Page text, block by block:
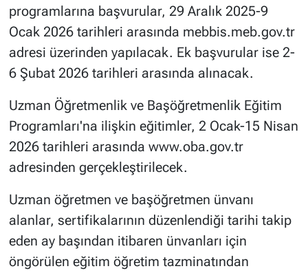
programlarına başvurular, 29 Aralık 2025-9
Ocak 2026 tarihleri arasında mebbis.meb.gov.tr
adresi üzerinden yapılacak. Ek başvurular ise 2-
6 Şubat 2026 tarihleri arasında alınacak.
Uzman Öğretmenlik ve Başöğretmenlik Eğitim
Programları'na ilişkin eğitimler, 2 Ocak-15 Nisan
2026 tarihleri arasında www.oba.gov.tr
adresinden gerçekleştirilecek.
Uzman öğretmen ve başöğretmen ünvanı
alanlar, sertifikalarının düzenlendiği tarihi takip
eden ay başından itibaren ünvanları için
öngörülen eğitim öğretim tazminatından